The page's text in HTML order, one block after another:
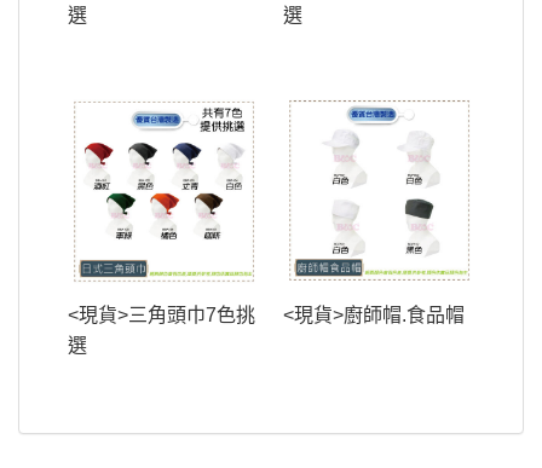
選
選
<現貨>三角頭巾7色挑
選
<現貨>廚師帽.食品帽